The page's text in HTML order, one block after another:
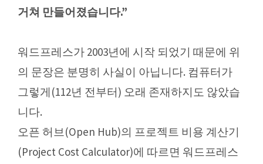
거쳐 만들어졌습니다.”
워드프레스가 2003년에 시작 되었기 때문에 위
의 문장은 분명히 사실이 아닙니다. 컴퓨터가
그렇게(112년 전부터) 오래 존재하지도 않았습
니다.
오픈 허브(Open Hub)의 프로젝트 비용 계산기
(Project Cost Calculator)에 따르면 워드프레스